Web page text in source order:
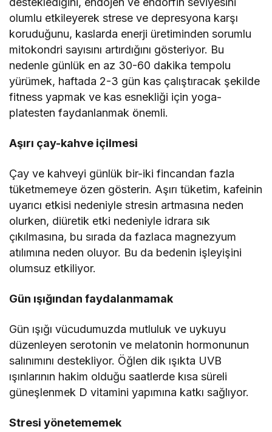
olumlu etkileyerek strese ve depresyona karşı
koruduğunu, kaslarda enerji üretiminden sorumlu
mitokondri sayısını artırdığını gösteriyor. Bu
nedenle günlük en az 30-60 dakika tempolu
yürümek, haftada 2-3 gün kas çalıştıracak şekilde
fitness yapmak ve kas esnekliği için yoga-
platesten faydanlanmak önemli.
Aşırı çay-kahve içilmesi
Çay ve kahveyi günlük bir-iki fincandan fazla
tüketmemeye özen gösterin. Aşırı tüketim, kafeinin
uyarıcı etkisi nedeniyle stresin artmasına neden
olurken, diüretik etki nedeniyle idrara sık
çıkılmasına, bu sırada da fazlaca magnezyum
atılımına neden oluyor. Bu da bedenin işleyişini
olumsuz etkiliyor.
Gün ışığından faydalanmamak
Gün ışığı vücudumuzda mutluluk ve uykuyu
düzenleyen serotonin ve melatonin hormonunun
salınımını destekliyor. Öğlen dik ışıkta UVB
ışınlarının hakim olduğu saatlerde kısa süreli
güneşlenmek D vitamini yapımına katkı sağlıyor.
Stresi yönetememek